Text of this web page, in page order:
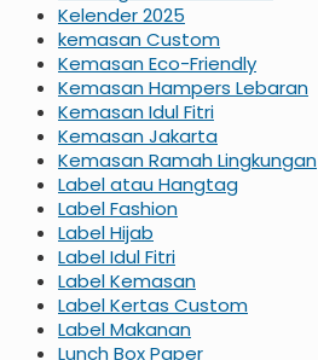
Kelender 2025
kemasan Custom
Kemasan Eco-Friendly
Kemasan Hampers Lebaran
Kemasan Idul Fitri
Kemasan Jakarta
Kemasan Ramah Lingkungan
Label atau Hangtag
Label Fashion
Label Hijab
Label Idul Fitri
Label Kemasan
Label Kertas Custom
Label Makanan
Lunch Box Paper